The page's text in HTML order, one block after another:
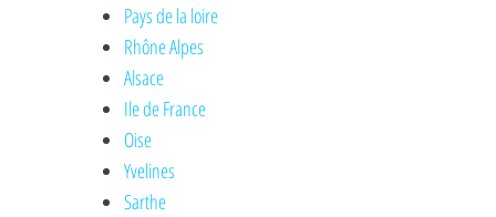
Pays de la loire
Rhône Alpes
Alsace
Ile de France
Oise
Yvelines
Sarthe